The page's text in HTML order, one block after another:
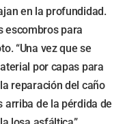
en la profundidad.
escombros para
“Una vez que se
por capas para
reparación del caño
arriba de la pérdida de